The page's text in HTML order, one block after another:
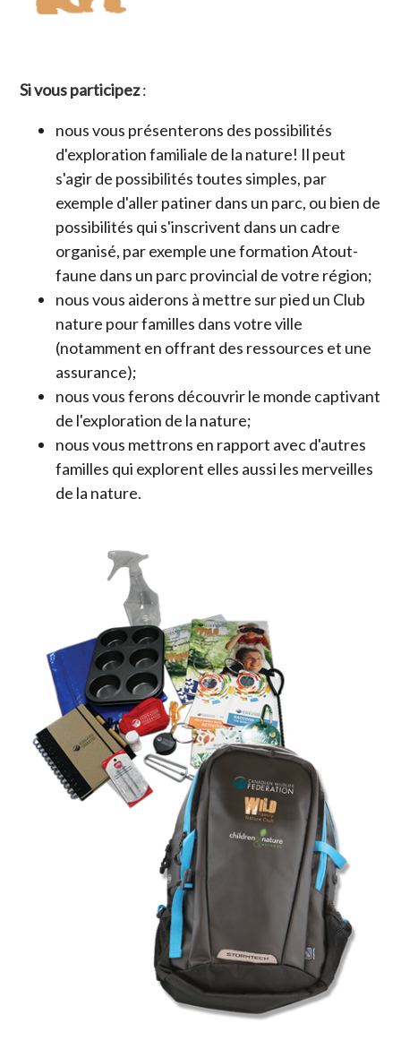
Si vous participez:
nous vous présenterons des possibilités
d'exploration familiale de la nature! Il peut
s'agir de possibilités toutes simples, par
exemple d'aller patiner dans un parc, ou bien de
possibilités qui s'inscrivent dans un cadre
organisé, par exemple une formation Atout-
faune dans un parc provincial de votre région;
nous vous aiderons à mettre sur pied un Club
nature pour familles dans votre ville
(notamment en offrant des ressources et une
assurance);
nous vous ferons découvrir le monde captivant
de l'exploration de la nature;
nous vous mettrons en rapport avec d'autres
familles qui explorent elles aussi les merveilles
de la nature.